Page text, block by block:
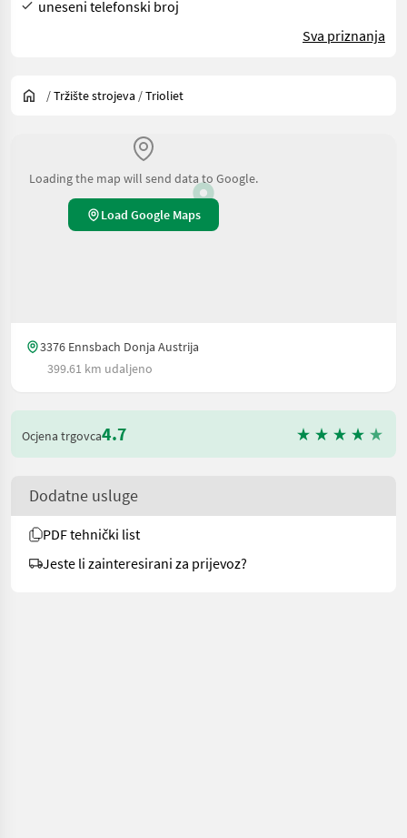
uneseni telefonski broj
Sva priznanja
/Tržište strojeva /Trioliet
Loading the map will send data to Google.
Load Google Maps
3376 Ennsbach Donja Austrija
399.61 km udaljeno
Ocjena trgovca4.7
Dodatne usluge
PDF tehnički list
Jeste li zainteresirani za prijevoz?